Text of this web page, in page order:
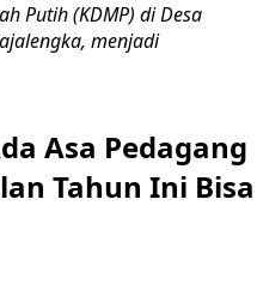
Putih (KDMP) di Desa
menjadi
Asa Pedagang
Tahun Ini Bisa